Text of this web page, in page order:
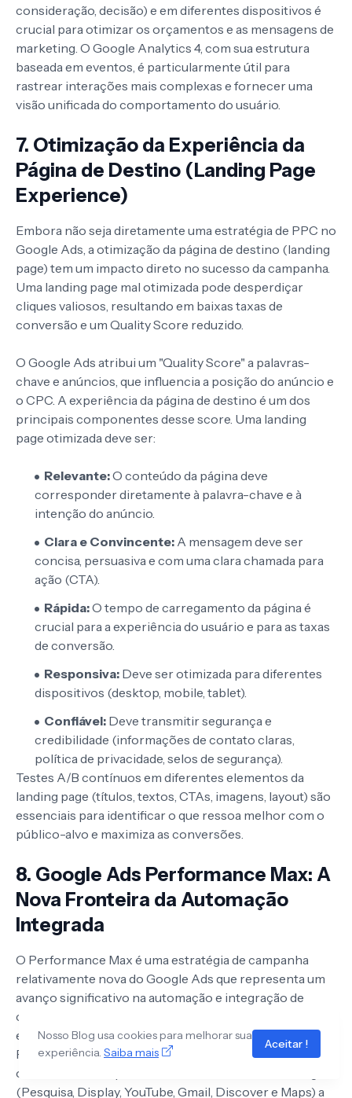
consideração, decisão) e em diferentes dispositivos é
crucial para otimizar os orçamentos e as mensagens de
marketing. O Google Analytics 4, com sua estrutura
baseada em eventos, é particularmente útil para
rastrear interações mais complexas e fornecer uma
visão unificada do comportamento do usuário.
7. Otimização da Experiência da
Página de Destino (Landing Page
Experience)
Embora não seja diretamente uma estratégia de PPC no
Google Ads, a otimização da página de destino (landing
page) tem um impacto direto no sucesso da campanha.
Uma landing page mal otimizada pode desperdiçar
cliques valiosos, resultando em baixas taxas de
conversão e um Quality Score reduzido.
O Google Ads atribui um "Quality Score" a palavras-
chave e anúncios, que influencia a posição do anúncio e
o CPC. A experiência da página de destino é um dos
principais componentes desse score. Uma landing
page otimizada deve ser:
Relevante:O conteúdo da página deve
corresponder diretamente à palavra-chave e à
intenção do anúncio.
Clara e Convincente: A mensagem deve ser
concisa, persuasiva e com uma clara chamada para
ação (CTA).
Rápida:O tempo de carregamento da página é
crucial para a experiência do usuário e para as taxas
de conversão.
Responsiva: Deve ser otimizada para diferentes
dispositivos (desktop, mobile, tablet).
Confiável: Deve transmitir segurança e
credibilidade (informações de contato claras,
política de privacidade, selos de segurança).
Testes A/B contínuos em diferentes elementos da
landing page (títulos, textos, CTAs, imagens, layout) são
essenciais para identificar o que ressoa melhor com o
público-alvo e maximiza as conversões.
8. Google Ads Performance Max: A
Nova Fronteira da Automação
Integrada
O Performance Max é uma estratégia de campanha
relativamente nova do Google Ads que representa um
avanço significativo na automação e integração de
canais. Diferente das campanhas tradicionais focadas
em Search, Display, Discovery, YouTube ou Shopping, o
Performance Max utiliza machine learning para
otimizar o desempenho em todos os canais do Google
(Pesquisa, Display, YouTube, Gmail, Discover e Maps) a
Nosso Blog usa cookies para melhorar sua
experiência. Saiba mais
Aceitar !